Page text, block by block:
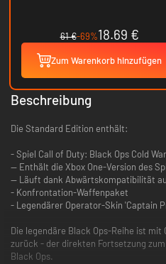
61 €-69%18.69 €
Zum Warenkorb hinzufügen
Beschreibung
Die Standard Edition enthält:
- Spiel Call of Duty: Black Ops Cold War
-- Enthält die Xbox One-Version des
-- Läuft dank Abwärtskompatibilität
- Konfrontation-Waffenpaket
- Legendärer Operator-Skin 'Captain
Die legendäre Black Ops-Reihe ist mit
zurück - der direkten Fortsetzung
Black Ops.